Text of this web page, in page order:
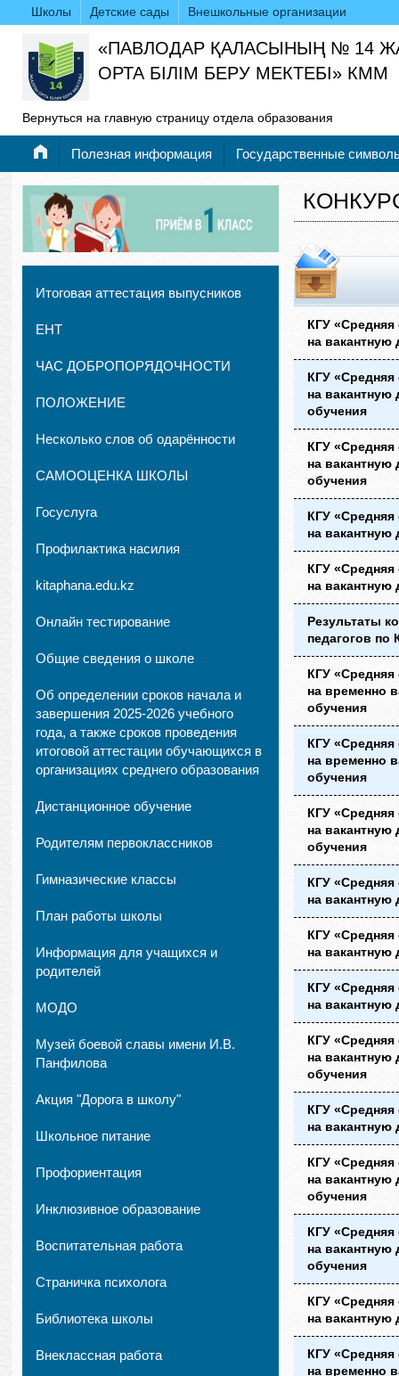
Школы Детские сады Внешкольные организации
«ПАВЛОДАР ҚАЛАСЫНЫҢ № 14
ОРТА БІЛІМ БЕРУ МЕКТЕБІ» КММ
Вернуться на главную страницу отдела образования
Полезная информация Государственные
Итоговая аттестация выпусников
ЕНТ
ЧАС ДОБРОПОРЯДОЧНОСТИ
ПОЛОЖЕНИЕ
Несколько слов об одарённости
САМООЦЕНКА ШКОЛЫ
Госуслуга
Профилактика насилия
kitaphana.edu.kz
Онлайн тестирование
Общие сведения о школе
Об определении сроков начала и
завершения 2025-2026 учебного
года, а также сроков проведения
итоговой аттестации обучающихся в
организациях среднего образования
Дистанционное обучение
Родителям первоклассников
Гимназические классы
План работы школы
Информация для учащихся и
родителей
МОДО
Музей боевой славы имени И.В.
Панфилова
Акция "Дорога в школу"
Школьное питание
Профориентация
Инклюзивное образование
Воспитательная работа
Страничка психолога
Библиотека школы
Внеклассная работа
КГУ
на вакантную
КГУ
на вакантную
обучения
КГУ
на вакантную
обучения
КГУ
на вакантную
КГУ
на вакантную
Результаты
педагогов
КГУ
на временно
обучения
КГУ
на временно
обучения
КГУ
на вакантную
обучения
КГУ
на вакантную
КГУ
на вакантную
КГУ
на вакантную
КГУ
на вакантную
обучения
КГУ
на вакантную
КГУ
на вакантную
обучения
КГУ
на вакантную
обучения
КГУ
на вакантную
КГУ
на временно